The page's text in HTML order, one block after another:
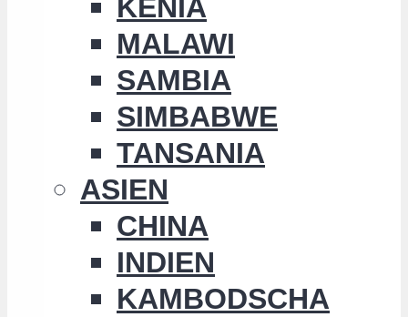
KENIA
MALAWI
SAMBIA
SIMBABWE
TANSANIA
ASIEN
CHINA
INDIEN
KAMBODSCHA